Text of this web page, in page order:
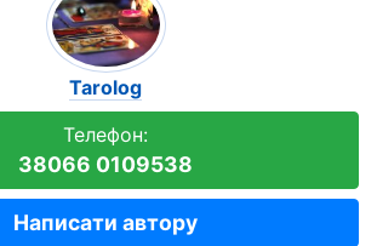
Tarolog
Телефон:
38066 0109538
Написати автору